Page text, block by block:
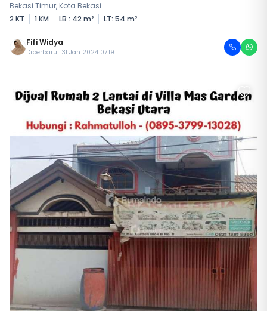
Bekasi Timur, Kota Bekasi
2 KT
1 KM LB : 42 m² LT: 54 m²
Fifi Widya
Diperbarui: 31 Jan 2024 07:19